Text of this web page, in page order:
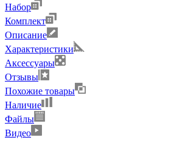
Набор
Комплект
Описание
Характеристики
Аксессуары
Отзывы
Похожие товары
Наличие
Файлы
Видео